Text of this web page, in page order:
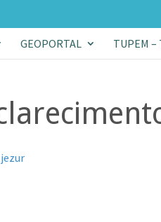
GEOPORTAL TUPEM –